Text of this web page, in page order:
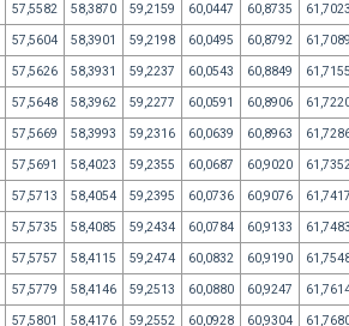
57,5582 58,3870 59,2159 60,0447 60,8735
57,5604 58,3901 59,2198 60,0495 60,8792
57,5626 58,3931 59,2237 60,0543 60,8849
57,5648 58,3962 59,2277 60,0591 60,8906
57,5669 58,3993 59,2316 60,0639 60,8963
57,5691 58,4023 59,2355 60,0687 60,9020
57,5713 58,4054 59,2395 60,0736 60,9076
57,5735 58,4085 59,2434 60,0784 60,9133
57,5757 58,4115 59,2474 60,0832 60,9190
57,5779 58,4146 59,2513 60,0880 60,9247
57,5801 58,4176 59,2552 60,0928 60,9304